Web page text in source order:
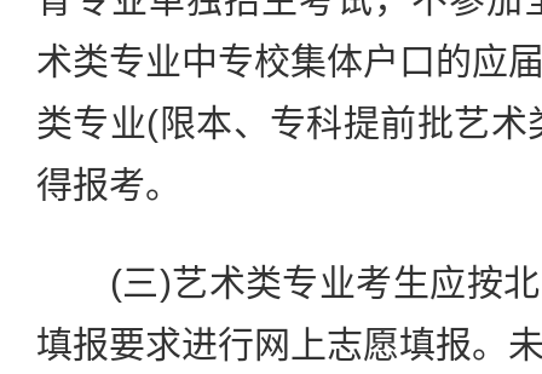
术类专业中专校集体户口的应
类专业(限本、专科提前批艺
得报考。
(三)艺术类专业考生应按北
填报要求进行网上志愿填报。